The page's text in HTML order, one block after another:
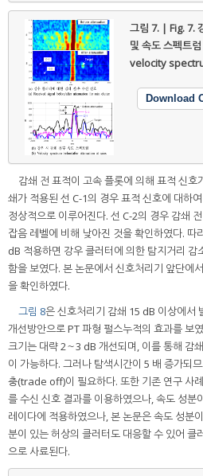
그림 7. | Fig. 7.
및 속도 스펙트
velocity
Download
감쇄 전 표적이 고속 플롯에 의해 표적 신
쇄가 적용된 선 C-1의 경우 표적 신호에 대하
정상적으로 이루어진다. 선 C-2의 경우 감쇄
잡음 레벨에 비해 낮아진 것을 확인하였다. 따
dB 적용하면 강우 클러터에 의한 탐지거리 감
함을 보였다. 본 논문에서 신호처리기 앞단에
을 확인하였다.
그림 8은 신호처리기 감쇄 15 dB 이상에서
개선방안으로 PT 파형 펄스누적의 효과를 보
크기는 대략 2～3 dB 개선되며, 이를 통해 감
이 가능하다. 그러나 탐색시간이 5 배 증가되
충(trade off)이 필요하다. 또한 기존 연구 사례
를 수신 신호 결과를 이용하였으나, 속도 성분
레이다에 적용하였으나, 본 논문은 속도 성분
분이 있는 허상의 클러터도 대응할 수 있어 클
으로 사료된다.